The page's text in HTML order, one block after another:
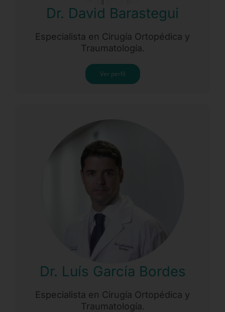
Dr. David Barastegui
Especialista en Cirugía Ortopédica y
Traumatología.
Ver perfil
Dr. Luís García Bordes
Especialista en Cirugía Ortopédica y
Traumatología.